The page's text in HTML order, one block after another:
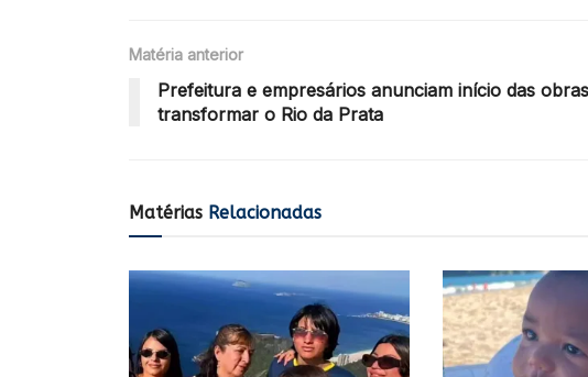
Matéria anterior
Prefeitura e empresários anunciam início das
transformar o Rio da Prata
Matérias Relacionadas